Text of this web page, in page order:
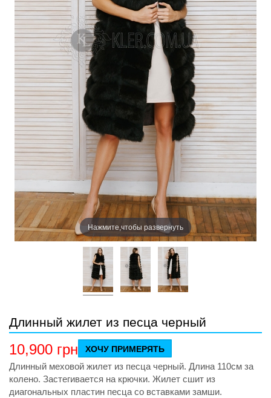
Нажмите,чтобы развернуть
Длинный жилет из песца черный
10,900 грн ХОЧУ ПРИМЕРЯТЬ
Длинный меховой жилет из песца черный. Длина 110см за
колено. Застегивается на крючки. Жилет сшит из
диагональных пластин песца со вставками замши.